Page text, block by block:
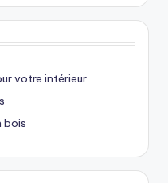
votre intérieur
bois